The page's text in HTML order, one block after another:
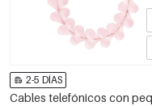
2-5 DÍAS